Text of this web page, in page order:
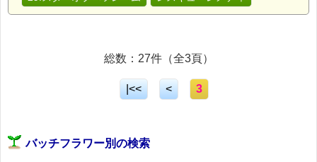
総数：27件（全3頁）
|<< < 3
バッチフラワー別の検索